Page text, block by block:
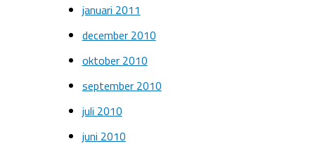
januari 2011
december 2010
oktober 2010
september 2010
juli 2010
juni 2010